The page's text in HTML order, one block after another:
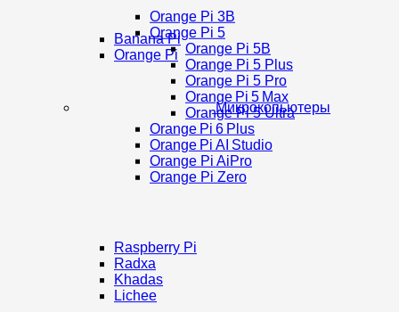
Микрокопьютеры
Banana Pi
Orange Pi
Orange Pi 3B
Orange Pi 5
Orange Pi 5B
Orange Pi 5 Plus
Orange Pi 5 Pro
Orange Pi 5 Max
Orange Pi 5 Ultra
Orange Pi 6 Plus
Orange Pi AI Studio
Orange Pi AiPro
Orange Pi Zero
Raspberry Pi
Radxa
Khadas
Lichee